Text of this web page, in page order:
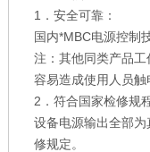
1．安全可靠：
国内*MBC电源控制
注：其他同类产品
容易造成使用人员
2．符合国家检修规
设备电源输出全部
修规定。